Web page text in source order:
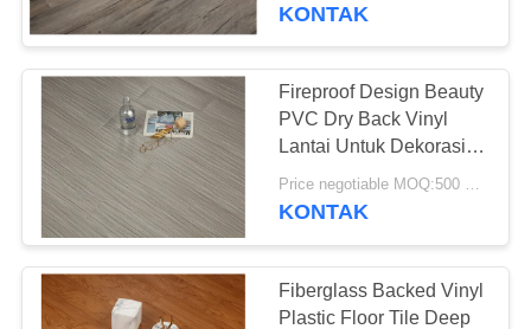
Lantai Vinyl SPC
Lantai vinyl WPC
KONTAK
Fireproof Design Beauty
PVC Dry Back Vinyl
Lantai Untuk Dekorasi
Perumahan
Price negotiable MOQ:500 meter persegi
KONTAK
Fiberglass Backed Vinyl
Plastic Floor Tile Deep